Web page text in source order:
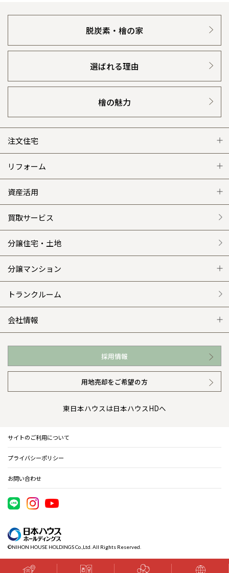
脱炭素・檜の家
選ばれる理由
檜の魅力
注文住宅
注文住宅 トップ
グレートステージ
クレステージ
施工事例
平屋の家
外観・インテリア集
WEB住宅展示場
お近くの展示場
イベント情報
住まいのコラム
住まいのお手入れ集
リフォーム
リフォーム トップ
リフォームメニュー
選ばれる理由
リフォームの流れ
介護保険利用で快適リフォーム
カタログ請求（無料）
資産活用
資産活用 トップ
賃貸併用住宅のメリット
安心のサポートシステム
商品紹介
展示場案内
買取サービス
分譲住宅・土地
分譲マンション
分譲マンション トップ
ワザックとは
高い信頼性
安心の管理体制
トランクルーム
会社情報
会社情報 トップ
ニュースリリース
会社概要
事業部紹介
IR情報
木材調達指針
採用情報
用地売却をご希望の方
東日本ハウスは日本ハウスHDへ
サイトのご利用について
プライバシーポリシー
お問い合わせ
©NIHON HOUSE HOLDINGS Co.,Ltd. All Rights Reserved.